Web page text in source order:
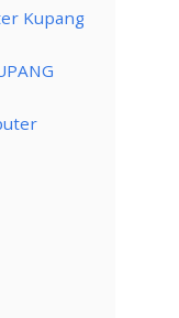
Kupang